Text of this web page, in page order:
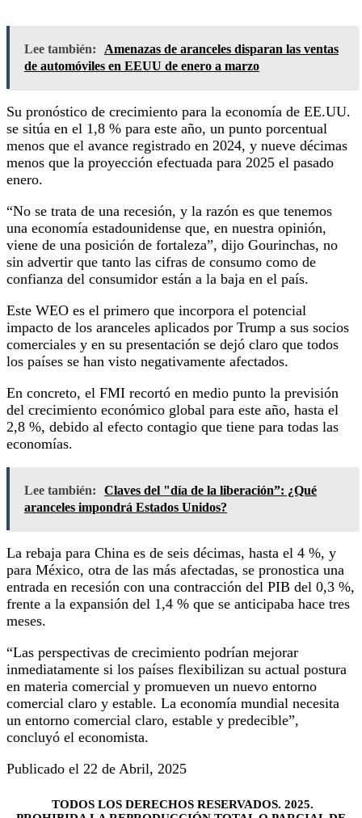
Lee también:
Amenazas de aranceles disparan las ventas
de automóviles en EEUU de enero a marzo
Su pronóstico de crecimiento para la economía de EE.UU.
se sitúa en el 1,8 % para este año, un punto porcentual
menos que el avance registrado en 2024, y nueve décimas
menos que la proyección efectuada para 2025 el pasado
enero.
“No se trata de una recesión, y la razón es que tenemos
una economía estadounidense que, en nuestra opinión,
viene de una posición de fortaleza”, dijo Gourinchas, no
sin advertir que tanto las cifras de consumo como de
confianza del consumidor están a la baja en el país.
Este WEO es el primero que incorpora el potencial
impacto de los aranceles aplicados por Trump a sus socios
comerciales y en su presentación se dejó claro que todos
los países se han visto negativamente afectados.
En concreto, el FMI recortó en medio punto la previsión
del crecimiento económico global para este año, hasta el
2,8 %, debido al efecto contagio que tiene para todas las
economías.
Lee también:
Claves del "día de la liberación”: ¿Qué
aranceles impondrá Estados Unidos?
La rebaja para China es de seis décimas, hasta el 4 %, y
para México, otra de las más afectadas, se pronostica una
entrada en recesión con una contracción del PIB del 0,3 %,
frente a la expansión del 1,4 % que se anticipaba hace tres
meses.
“Las perspectivas de crecimiento podrían mejorar
inmediatamente si los países flexibilizan su actual postura
en materia comercial y promueven un nuevo entorno
comercial claro y estable. La economía mundial necesita
un entorno comercial claro, estable y predecible”,
concluyó el economista.
Publicado el 22 de Abril, 2025
TODOS LOS DERECHOS RESERVADOS. 2025.